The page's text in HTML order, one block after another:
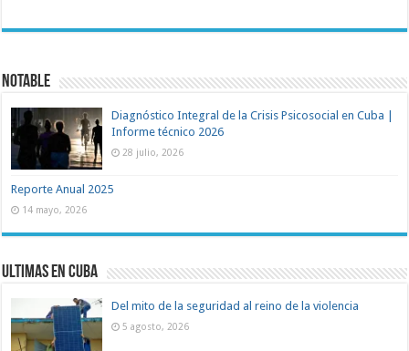
Notable
Diagnóstico Integral de la Crisis Psicosocial en Cuba |
Informe técnico 2026
28 julio, 2026
Reporte Anual 2025
14 mayo, 2026
Ultimas en Cuba
Del mito de la seguridad al reino de la violencia
5 agosto, 2026